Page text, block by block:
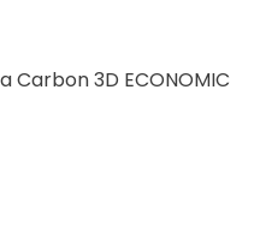
3D ECONOMIC